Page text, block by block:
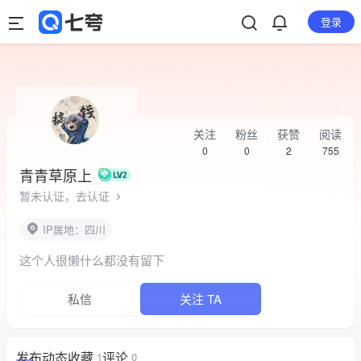
登录
青青草原上
暂未认证，去认证
关注
0
粉丝
0
获赞
2
阅读
755
IP属地：四川
这个人很懒什么都没有留下
私信 关注 TA
发布动态收藏 1评论 0